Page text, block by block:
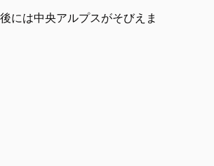
には中央アルプスがそびえま